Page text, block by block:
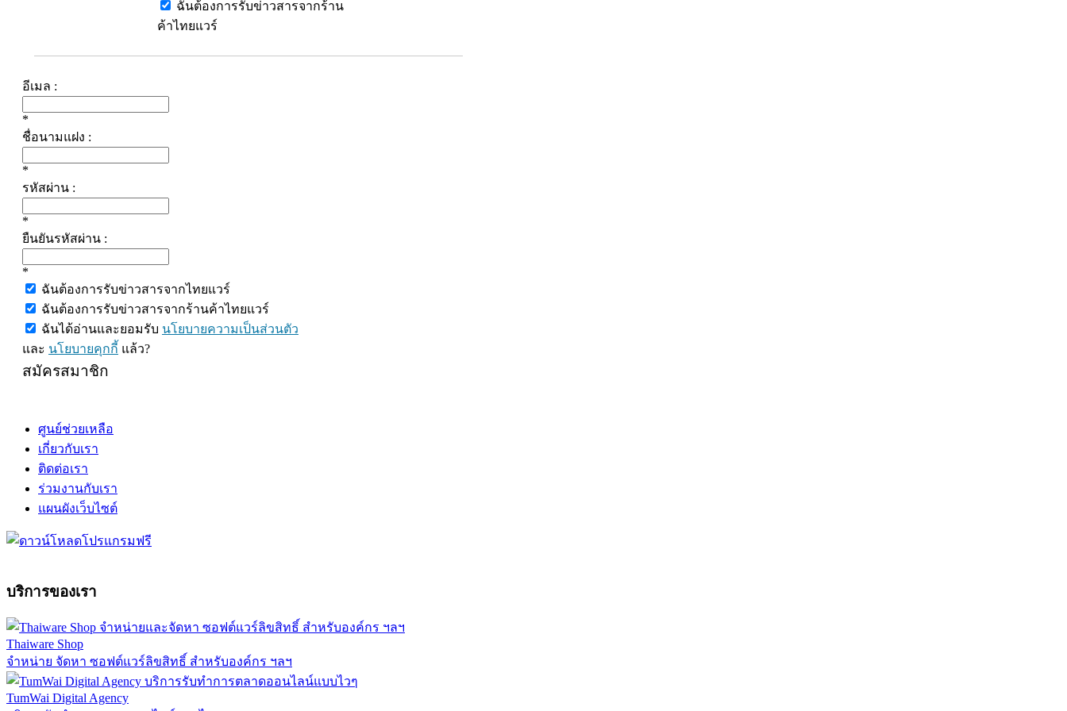
ฉันต้องการรับข่าวสารจากร้าน
ค้าไทยแวร์
อีเมล :
*
ชื่อนามแฝง :
*
รหัสผ่าน :
*
ยืนยันรหัสผ่าน :
*
ฉันต้องการรับข่าวสารจากไทยแวร์
ฉันต้องการรับข่าวสารจากร้านค้าไทยแวร์
ฉันได้อ่านและยอมรับ นโยบายความเป็นส่วนตัว
และ นโยบายคุกกี้ แล้ว?
สมัครสมาชิก
ศูนย์ช่วยเหลือ
เกี่ยวกับเรา
ติดต่อเรา
ร่วมงานกับเรา
แผนผังเว็บไซต์
บริการของเรา
Thaiware Shop
จำหน่าย จัดหา ซอฟต์แวร์ลิขสิทธิ์ สำหรับองค์กร ฯลฯ
TumWai Digital Agency